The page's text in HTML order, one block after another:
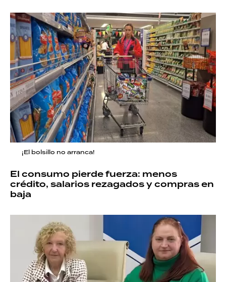
¡El bolsillo no arranca!
El consumo pierde fuerza: menos
crédito, salarios rezagados y compras en
baja